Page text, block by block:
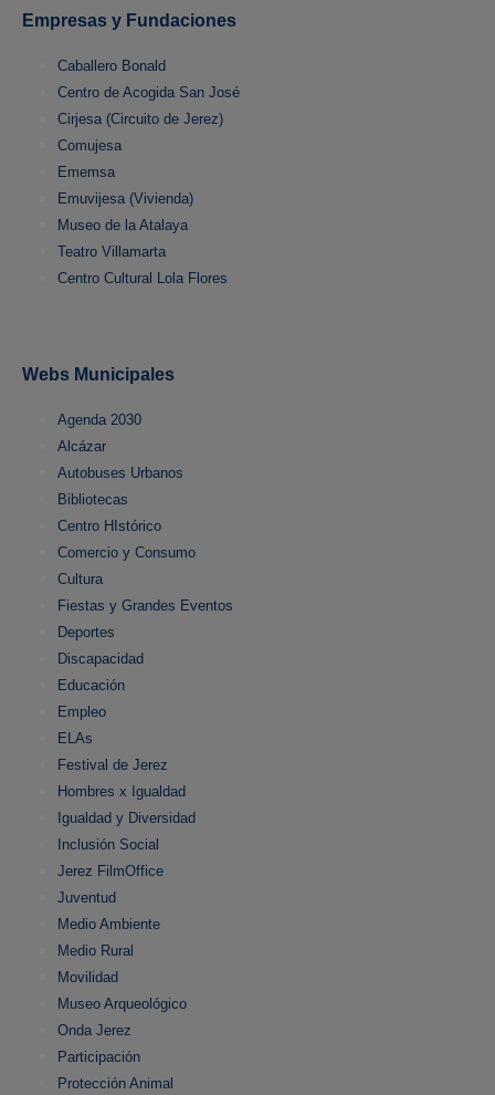
Empresas y Fundaciones
Caballero Bonald
Centro de Acogida San José
Cirjesa (Circuito de Jerez)
Comujesa
Ememsa
Emuvijesa (Vivienda)
Museo de la Atalaya
Teatro Villamarta
Centro Cultural Lola Flores
Webs Municipales
Agenda 2030
Alcázar
Autobuses Urbanos
Bibliotecas
Centro HIstórico
Comercio y Consumo
Cultura
Fiestas y Grandes Eventos
Deportes
Discapacidad
Educación
Empleo
ELAs
Festival de Jerez
Hombres x Igualdad
Igualdad y Diversidad
Inclusión Social
Jerez FilmOffice
Juventud
Medio Ambiente
Medio Rural
Movilidad
Museo Arqueológico
Onda Jerez
Participación
Protección Animal